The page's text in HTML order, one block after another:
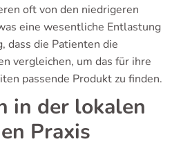
oft von den niedrigeren
eine wesentliche Entlastung
dass die Patienten die
vergleichen, um das für ihre
passende Produkt zu finden.
in der lokalen
Praxis